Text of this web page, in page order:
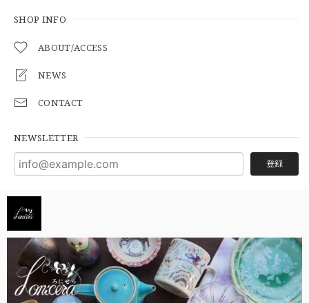
SHOP INFO
ABOUT/ACCESS
NEWS
CONTACT
NEWSLETTER
登録